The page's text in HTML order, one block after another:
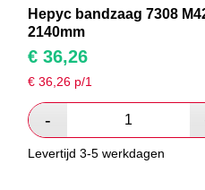
Hepyc bandzaag 7308
2140mm
€ 36,26
€36,26 p/1
Levertijd 3-5 werkdagen